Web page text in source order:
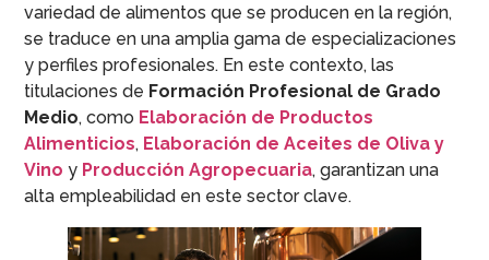
variedad de alimentos que se producen en la región,
se traduce en una amplia gama de especializaciones
y perfiles profesionales. En este contexto, las
titulaciones de Formación Profesional de Grado
Medio, como Elaboración de Productos
Alimenticios, Elaboración de Aceites de Oliva y
Vino y Producción Agropecuaria, garantizan una
alta empleabilidad en este sector clave.